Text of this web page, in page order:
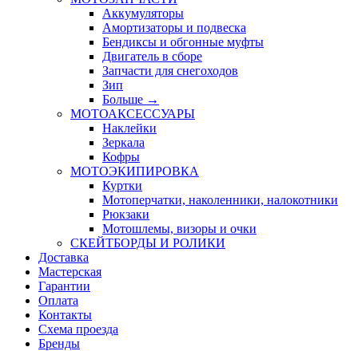
Аккумуляторы
Амортизаторы и подвеска
Бендиксы и обгонные муфты
Двигатель в сборе
Запчасти для снегоходов
Зип
Больше →
МОТОАКСЕССУАРЫ
Наклейки
Зеркала
Кофры
МОТОЭКИПИРОВКА
Куртки
Мотоперчатки, наколенники, налокотники
Рюкзаки
Мотошлемы, визоры и очки
СКЕЙТБОРДЫ И РОЛИКИ
Доставка
Мастерская
Гарантии
Оплата
Контакты
Схема проезда
Бренды